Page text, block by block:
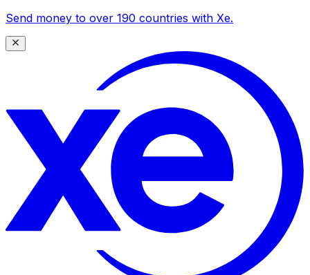
Send money to over 190 countries with Xe.